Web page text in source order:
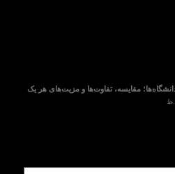
مقایسه، تفاوت‌ها و مزیت‌های هر یک